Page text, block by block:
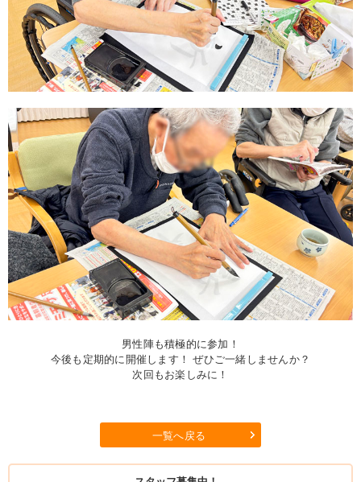
男性陣も積極的に参加！
今後も定期的に開催します！ ぜひご一緒しませんか？
次回もお楽しみに！
一覧へ戻る